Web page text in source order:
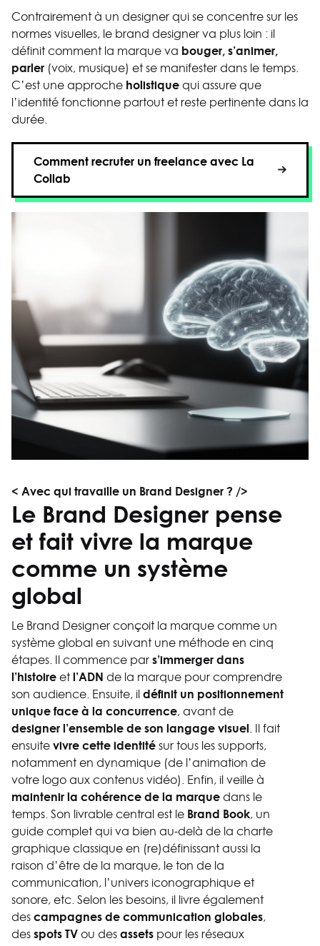
Contrairement à un designer qui se concentre sur les
normes visuelles, le brand designer va plus loin : il
définit comment la marque va bouger, s’animer,
parler (voix, musique) et se manifester dans le temps.
C’est une approche holistiquequi assure que
l’identité fonctionne partout et reste pertinente dans la
durée.
Comment recruter un freelance avec La
Collab
< Avec qui travaille un Brand Designer ? />
Le Brand Designer pense
et fait vivre la marque
comme un système
global
Le Brand Designer conçoit la marque comme un
système global en suivant une méthode en cinq
étapes. Il commence pars’immerger dans
l’histoireetl’ADN de la marque pour comprendre
son audience. Ensuite, ildéfinit un positionnement
unique face à la concurrence, avant de
designer l’ensemble de son langage visuel. Il fait
ensuitevivre cette identitésur tous les supports,
notamment en dynamique (de l’animation de
votre logo aux contenus vidéo). Enfin, il veille à
maintenir la cohérence de la marquedans le
temps. Son livrable central est le Brand Book, un
guide complet qui va bien au-delà de la charte
graphique classique en (re)définissant aussi la
raison d’être de la marque, le ton de la
communication, l’univers iconographique et
sonore, etc. Selon les besoins, il livre également
descampagnes de communication globales,
desspots TVou desassets pour les réseaux